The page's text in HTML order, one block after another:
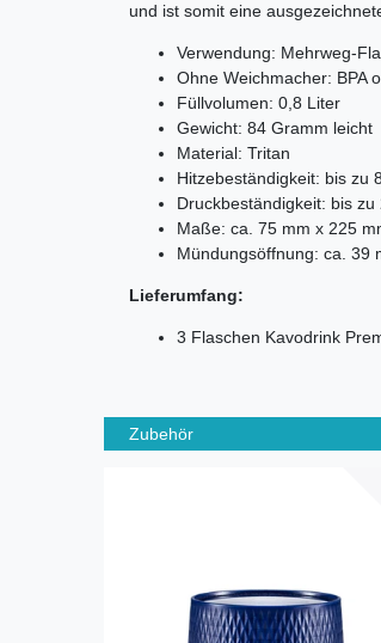
und ist somit eine
Verwendung: Mehrweg-
Ohne Weichmacher: BPA
Füllvolumen: 0,8 Liter
Gewicht: 84 Gramm leicht
Material: Tritan
Hitzebeständigkeit: bis zu
Druckbeständigkeit: bis zu
Maße: ca. 75 mm x 225
Mündungsöffnung: ca. 39
Lieferumfang:
3 Flaschen Kavodrink
Zubehör